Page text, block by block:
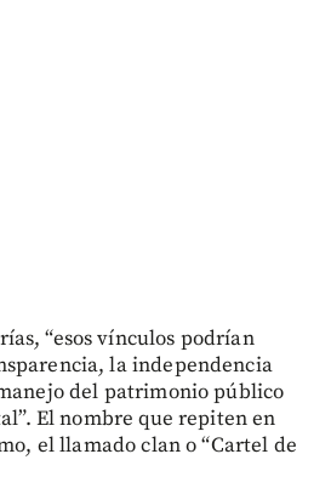
“esos vínculos podrían
la independencia
del patrimonio público
El nombre que repiten en
el llamado clan o “Cartel de